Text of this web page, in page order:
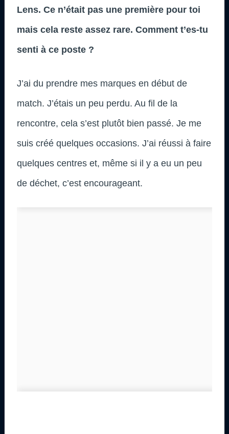
Lens. Ce n’était pas une première pour toi
mais cela reste assez rare. Comment t’es-tu
senti à ce poste ?
J’ai du prendre mes marques en début de
match. J’étais un peu perdu. Au fil de la
rencontre, cela s’est plutôt bien passé. Je me
suis créé quelques occasions. J’ai réussi à faire
quelques centres et, même si il y a eu un peu
de déchet, c’est encourageant.